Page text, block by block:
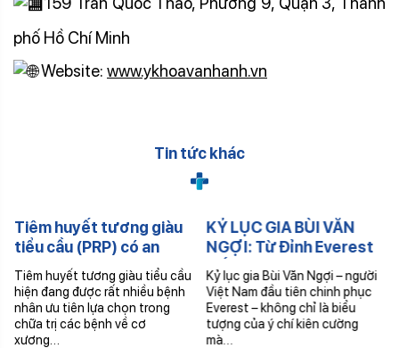
phố Hồ Chí Minh
Website: www.ykhoavanhanh.vn
Tin tức khác
Tiêm huyết tương giàu
tiểu cầu (PRP) có an
toàn không?
Tiêm huyết tương giàu tiểu cầu
hiện đang được rất nhiều bệnh
nhân ưu tiên lựa chọn trong
chữa trị các bệnh về cơ
xương…
KỶ LỤC GIA BÙI VĂN
NGỢI: Từ Đỉnh Everest
Đến Hành Trình Chăm
Sóc Sức Khỏe Đỉnh Cao!
Kỷ lục gia Bùi Văn Ngợi – người
Việt Nam đầu tiên chinh phục
Everest – không chỉ là biểu
tượng của ý chí kiên cường
mà…